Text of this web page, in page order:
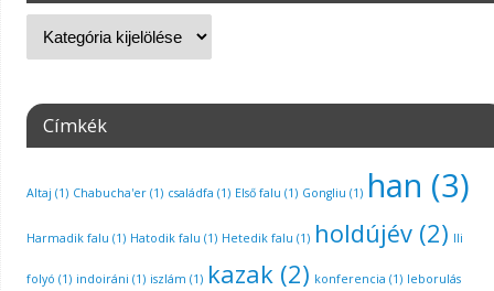
Címkék
Altaj (1) Chabucha'er(1) családfa (1) Első falu (1) Gongliu (1) han (3)
Harmadik falu (1) Hatodik falu (1) Hetedik falu (1) holdújév(2) Ili
folyó (1) indoiráni (1) iszlám (1) kazak(2) konferencia (1) leborulás